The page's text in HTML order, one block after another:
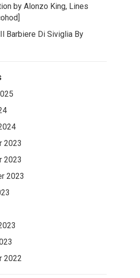
by Alonzo King, Lines
Barbiere Di Siviglia By
2023
2023
2023
2022